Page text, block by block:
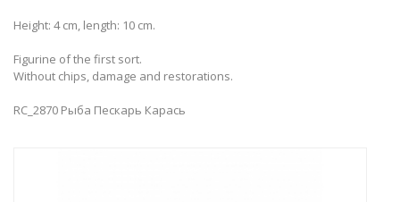
Height: 4 cm, length: 10 cm.
Figurine of the first sort.
Without chips, damage and restorations.
RC_2870 Рыба Пескарь Карась